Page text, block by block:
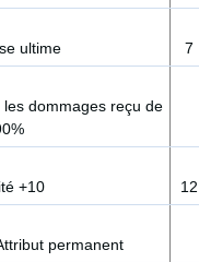
ultime 7
les dommages reçu de
+10 12
permanent